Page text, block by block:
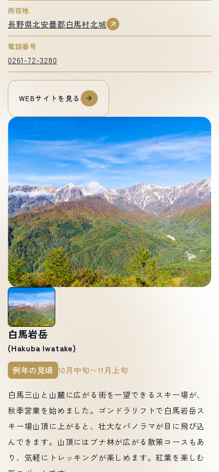
所在地
長野県北安曇郡白馬村北城
電話番号
0261-72-3280
WEBサイトを見る
白馬岩岳
(Hakuba Iwatake)
例年の見頃 10月中旬〜11月上旬
白馬三山と山麓に広がる街を一望できるスキー場が、
秋季営業を始めました。ゴンドラリフトで白馬岩岳ス
キー場山頂に上がると、壮大なパノラマが目に飛び込
んできます。山頂にはブナ林が広がる散策コースもあ
り、気軽にトレッキングが楽しめます。紅葉を楽しむ